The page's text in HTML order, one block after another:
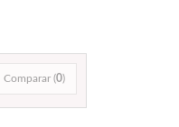
Comparar (0)